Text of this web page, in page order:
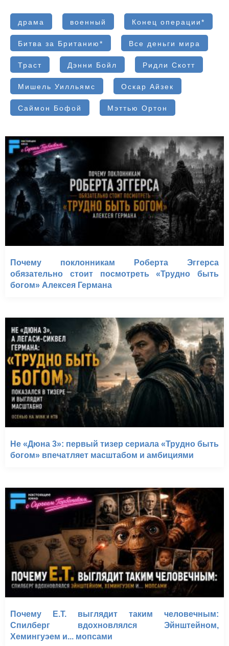
драма военный Конец операции*
Битва за Британию* Все деньги мира
Траст Дэнни Бойл Ридли Скотт
Мишель Уилльямс Оскар Айзек
Саймон Бофой Мэттью Ортон
Почему поклонникам Роберта Эггерса
обязательно стоит посмотреть «Трудно быть
богом» Алексея Германа
Не «Дюна 3»: первый тизер сериала «Трудно быть
богом» впечатляет масштабом и амбициями
Почему E.T. выглядит таким человечным:
Спилберг вдохновлялся Эйнштейном,
Хемингуэем и... мопсами